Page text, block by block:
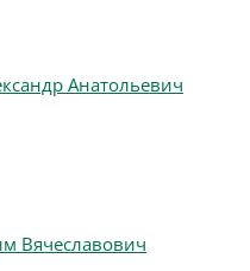
Анатольевич
Вячеславович